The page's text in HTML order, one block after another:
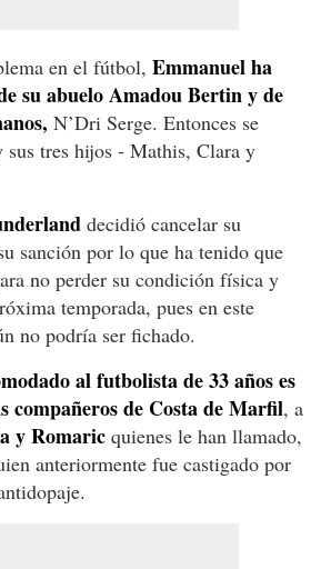
en el fútbol, Emmanuel ha
su abuelo Amadou Bertin y de
N’Dri Serge. Entonces se
tres hijos - Mathis, Clara y
decidió cancelar su
sanción por lo que ha tenido que
no perder su condición física y
temporada, pues en este
no podría ser fichado.
al futbolista de 33 años es
compañeros de Costa de Marfil, a
y Romaric quienes le han llamado,
anteriormente fue castigado por